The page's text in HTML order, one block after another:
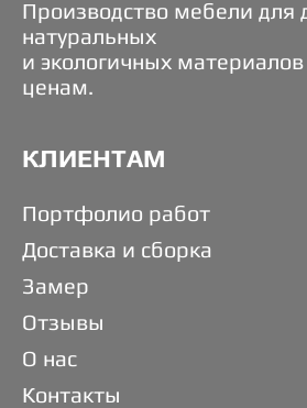
Производство мебели для
натуральных
и экологичных
ценам.
КЛИЕНТАМ
Портфолио работ
Доставка и сборка
Замер
Отзывы
О нас
Контакты